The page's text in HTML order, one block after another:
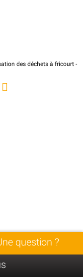
des déchets à fricourt -
question ?